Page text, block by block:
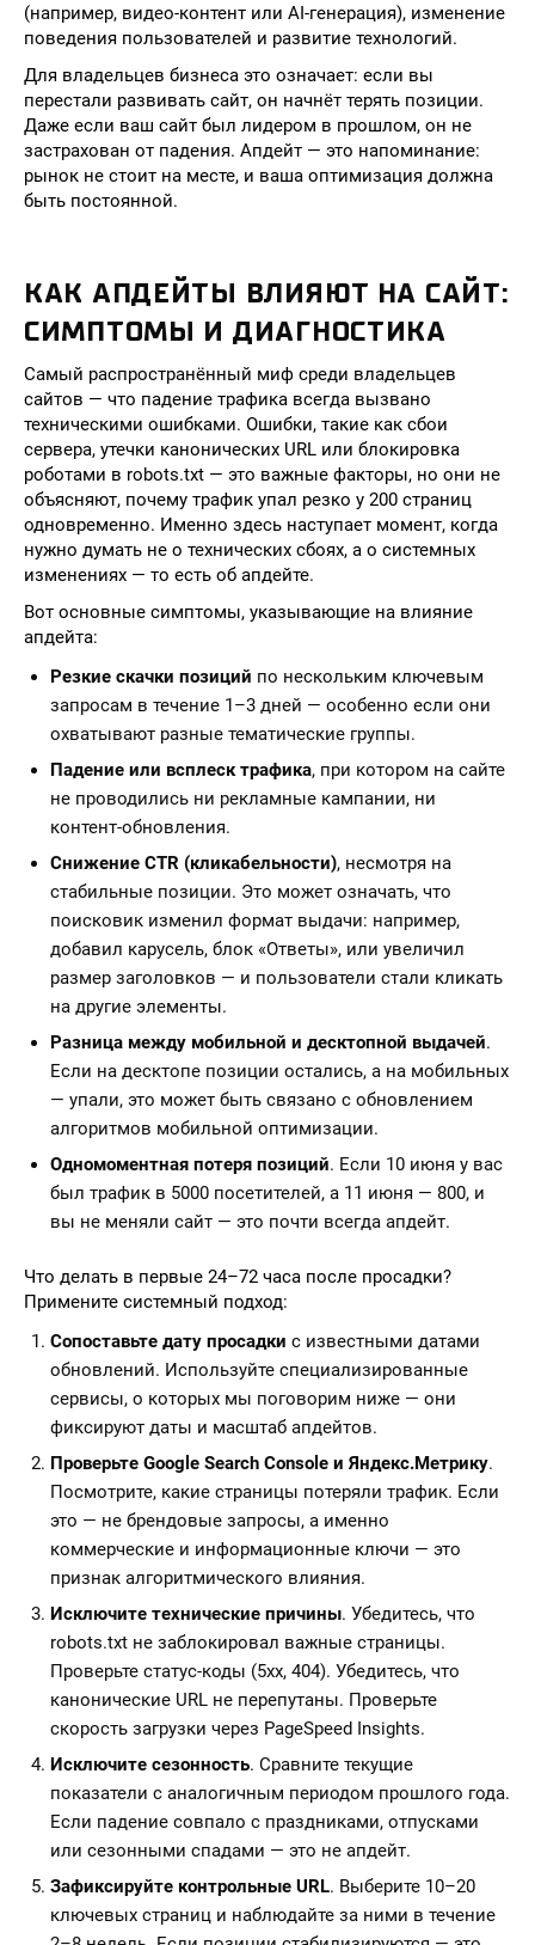
(например, видео-контент или AI-генерация), изменение
поведения пользователей и развитие технологий.
Для владельцев бизнеса это означает: если вы
перестали развивать сайт, он начнёт терять позиции.
Даже если ваш сайт был лидером в прошлом, он не
застрахован от падения. Апдейт — это напоминание:
рынок не стоит на месте, и ваша оптимизация должна
быть постоянной.
КАК АПДЕЙТЫ ВЛИЯЮТ НА САЙТ:
СИМПТОМЫ И ДИАГНОСТИКА
Самый распространённый миф среди владельцев
сайтов — что падение трафика всегда вызвано
техническими ошибками. Ошибки, такие как сбои
сервера, утечки канонических URL или блокировка
роботами в robots.txt — это важные факторы, но они не
объясняют, почему трафик упал резко у 200 страниц
одновременно. Именно здесь наступает момент, когда
нужно думать не о технических сбоях, а о системных
изменениях — то есть об апдейте.
Вот основные симптомы, указывающие на влияние
апдейта:
Резкие скачки позиций по нескольким ключевым
запросам в течение 1–3 дней — особенно если они
охватывают разные тематические группы.
Падение или всплеск трафика, при котором на сайте
не проводились ни рекламные кампании, ни
контент-обновления.
Снижение CTR (кликабельности), несмотря на
стабильные позиции. Это может означать, что
поисковик изменил формат выдачи: например,
добавил карусель, блок «Ответы», или увеличил
размер заголовков — и пользователи стали кликать
на другие элементы.
Разница между мобильной и десктопной выдачей.
Если на десктопе позиции остались, а на мобильных
— упали, это может быть связано с обновлением
алгоритмов мобильной оптимизации.
Одномоментная потеря позиций. Если 10 июня у вас
был трафик в 5000 посетителей, а 11 июня — 800, и
вы не меняли сайт — это почти всегда апдейт.
Что делать в первые 24–72 часа после просадки?
Примените системный подход:
Сопоставьте дату просадки с известными датами
обновлений. Используйте специализированные
сервисы, о которых мы поговорим ниже — они
фиксируют даты и масштаб апдейтов.
Проверьте Google Search Console и Яндекс.Метрику.
Посмотрите, какие страницы потеряли трафик. Если
это — не брендовые запросы, а именно
коммерческие и информационные ключи — это
признак алгоритмического влияния.
Исключите технические причины. Убедитесь, что
robots.txt не заблокировал важные страницы.
Проверьте статус-коды (5xx, 404). Убедитесь, что
канонические URL не перепутаны. Проверьте
скорость загрузки через PageSpeed Insights.
Исключите сезонность. Сравните текущие
показатели с аналогичным периодом прошлого года.
Если падение совпало с праздниками, отпусками
или сезонными спадами — это не апдейт.
Зафиксируйте контрольные URL. Выберите 10–20
ключевых страниц и наблюдайте за ними в течение